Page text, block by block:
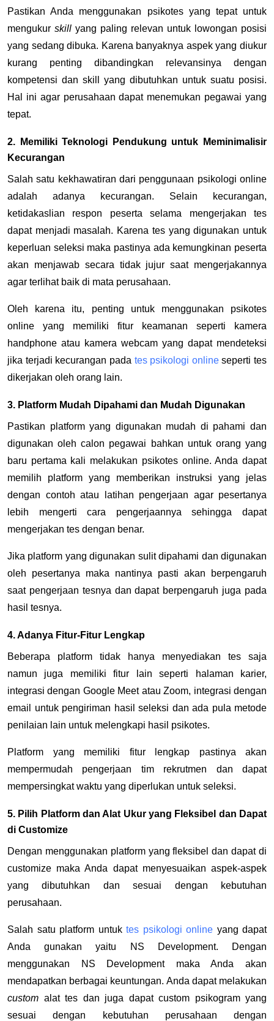
Pastikan Anda menggunakan psikotes yang tepat untuk
mengukur skill yang paling relevan untuk lowongan posisi
yang sedang dibuka. Karena banyaknya aspek yang diukur
kurang penting dibandingkan relevansinya dengan
kompetensi dan skill yang dibutuhkan untuk suatu posisi.
Hal ini agar perusahaan dapat menemukan pegawai yang
tepat.
2. Memiliki Teknologi Pendukung untuk Meminimalisir
Kecurangan
Salah satu kekhawatiran dari penggunaan psikologi online
adalah adanya kecurangan. Selain kecurangan,
ketidakaslian respon peserta selama mengerjakan tes
dapat menjadi masalah. Karena tes yang digunakan untuk
keperluan seleksi maka pastinya ada kemungkinan peserta
akan menjawab secara tidak jujur saat mengerjakannya
agar terlihat baik di mata perusahaan.
Oleh karena itu, penting untuk menggunakan psikotes
online yang memiliki fitur keamanan seperti kamera
handphone atau kamera webcam yang dapat mendeteksi
jika terjadi kecurangan pada tes psikologi onlineseperti tes
dikerjakan oleh orang lain.
3. Platform Mudah Dipahami dan Mudah Digunakan
Pastikan platform yang digunakan mudah di pahami dan
digunakan oleh calon pegawai bahkan untuk orang yang
baru pertama kali melakukan psikotes online. Anda dapat
memilih platform yang memberikan instruksi yang jelas
dengan contoh atau latihan pengerjaan agar pesertanya
lebih mengerti cara pengerjaannya sehingga dapat
mengerjakan tes dengan benar.
Jika platform yang digunakan sulit dipahami dan digunakan
oleh pesertanya maka nantinya pasti akan berpengaruh
saat pengerjaan tesnya dan dapat berpengaruh juga pada
hasil tesnya.
4. Adanya Fitur-Fitur Lengkap
Beberapa platform tidak hanya menyediakan tes saja
namun juga memiliki fitur lain seperti halaman karier,
integrasi dengan Google Meet atau Zoom, integrasi dengan
email untuk pengiriman hasil seleksi dan ada pula metode
penilaian lain untuk melengkapi hasil psikotes.
Platform yang memiliki fitur lengkap pastinya akan
mempermudah pengerjaan tim rekrutmen dan dapat
mempersingkat waktu yang diperlukan untuk seleksi.
5. Pilih Platform dan Alat Ukur yang Fleksibel dan Dapat
di Customize
Dengan menggunakan platform yang fleksibel dan dapat di
customize maka Anda dapat menyesuaikan aspek-aspek
yang dibutuhkan dan sesuai dengan kebutuhan
perusahaan.
Salah satu platform untuk tes psikologi online yang dapat
Anda gunakan yaitu NS Development. Dengan
menggunakan NS Development maka Anda akan
mendapatkan berbagai keuntungan. Anda dapat melakukan
custom alat tes dan juga dapat custom psikogram yang
sesuai dengan kebutuhan perusahaan dengan